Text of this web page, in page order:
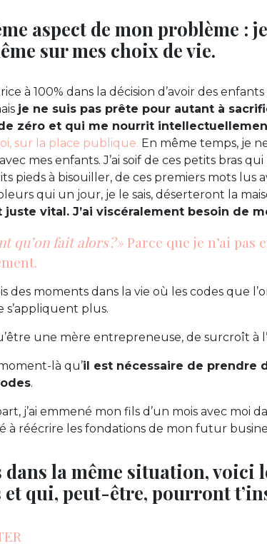
aspect de mon problème :
sur mes choix de vie.
à 100% dans la décision d’avoir des
je ne suis pas prête pour autant à
zéro et qui me nourrit
sur la place publique. En même temps, je
mes enfants. J’ai soif de ces petits bras
pieds à bisouiller, de ces premiers mots lus
qui un jour, je le sais, déserteront la
juste vital. J’ai viscéralement besoin de
qu’on fait alors ? » Parce que je n’ai
des moments dans la vie où les codes que
s’appliquent plus.
une mère entrepreneuse, de surcroît à
là qu’il est nécessaire de prendre
.
j’ai emmené mon fils d’un mois avec moi
à réécrire les fondations de mon futur
dans la même situation, voici
et qui, peut-être, pourront